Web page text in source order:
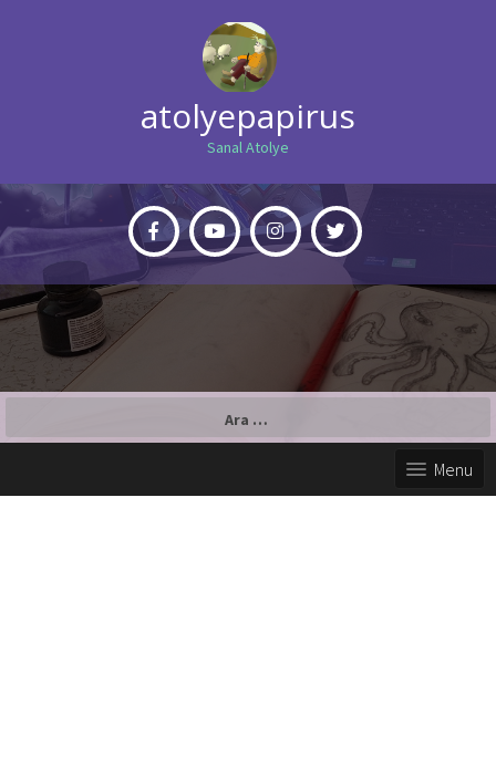
atolyepapirus
Sanal Atolye
Menu